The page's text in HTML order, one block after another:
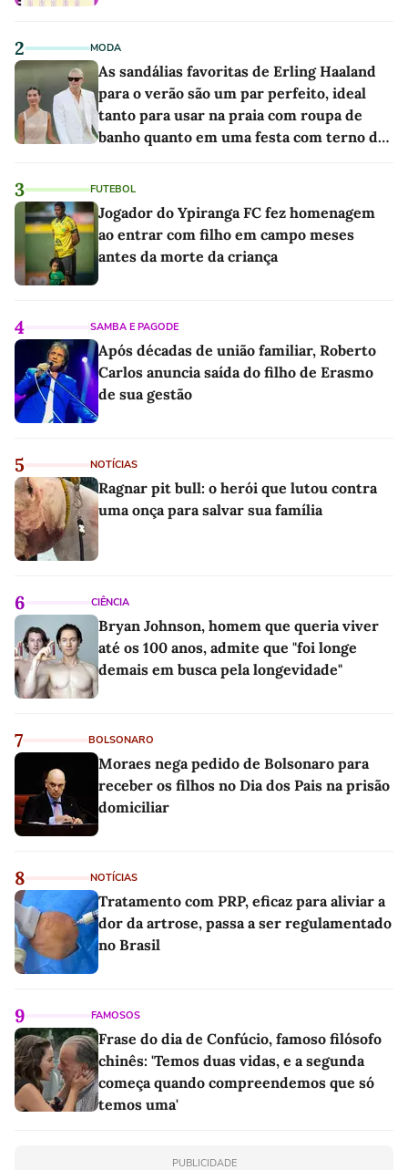
2 MODA
As sandálias favoritas de Erling Haaland
para o verão são um par perfeito, ideal
tanto para usar na praia com roupa de
banho quanto em uma festa com terno de
3 FUTEBOL
Jogador do Ypiranga FC fez homenagem
ao entrar com filho em campo meses
antes da morte da criança
4 SAMBA E PAGODE
Após décadas de união familiar, Roberto
Carlos anuncia saída do filho de Erasmo
de sua gestão
5 NOTÍCIAS
Ragnar pit bull: o herói que lutou contra
uma onça para salvar sua família
6 CIÊNCIA
Bryan Johnson, homem que queria viver
até os 100 anos, admite que "foi longe
demais em busca pela longevidade"
7 BOLSONARO
Moraes nega pedido de Bolsonaro para
receber os filhos no Dia dos Pais na prisão
domiciliar
8 NOTÍCIAS
Tratamento com PRP, eficaz para aliviar a
dor da artrose, passa a ser regulamentado
no Brasil
9 FAMOSOS
Frase do dia de Confúcio, famoso filósofo
chinês: 'Temos duas vidas, e a segunda
começa quando compreendemos que só
temos uma'
PUBLICIDADE